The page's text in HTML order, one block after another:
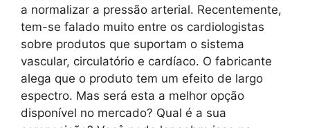
a normalizar a pressão arterial. Recentemente,
tem-se falado muito entre os cardiologistas
sobre produtos que suportam o sistema
vascular, circulatório e cardíaco. O fabricante
alega que o produto tem um efeito de largo
espectro. Mas será esta a melhor opção
disponível no mercado? Qual é a sua